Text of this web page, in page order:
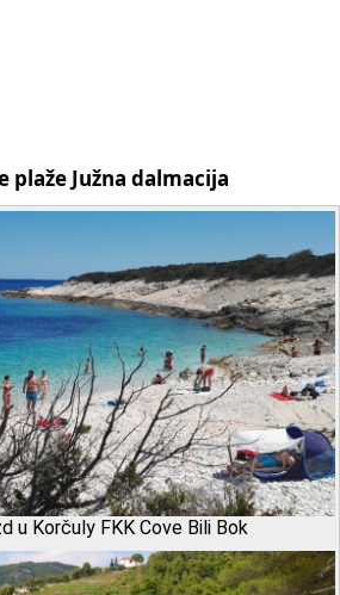
plaže Južna dalmacija
u Korčuly FKK Cove Bili Bok